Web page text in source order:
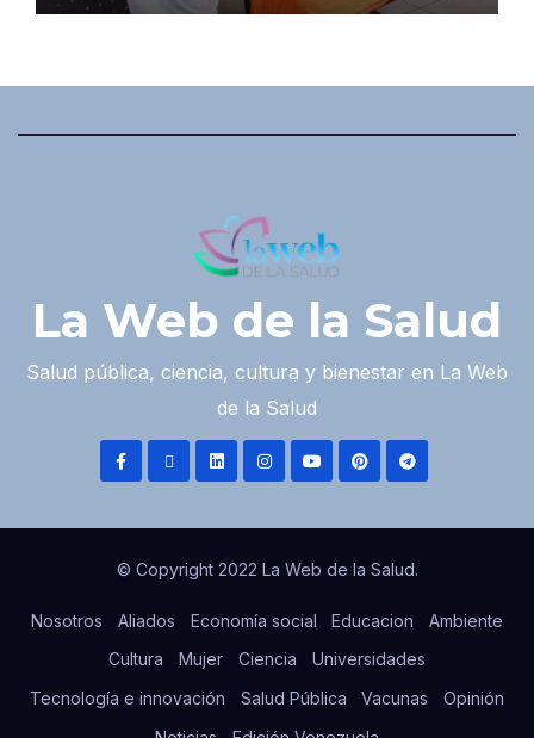
La Web de la Salud
Salud pública, ciencia, cultura y bienestar en La Web
de la Salud
© Copyright 2022 La Web de la Salud.
Nosotros Aliados Economía social Educacion
Ambiente
Cultura
Mujer Ciencia
Universidades
Tecnología e innovación
Salud Pública Vacunas
Opinión